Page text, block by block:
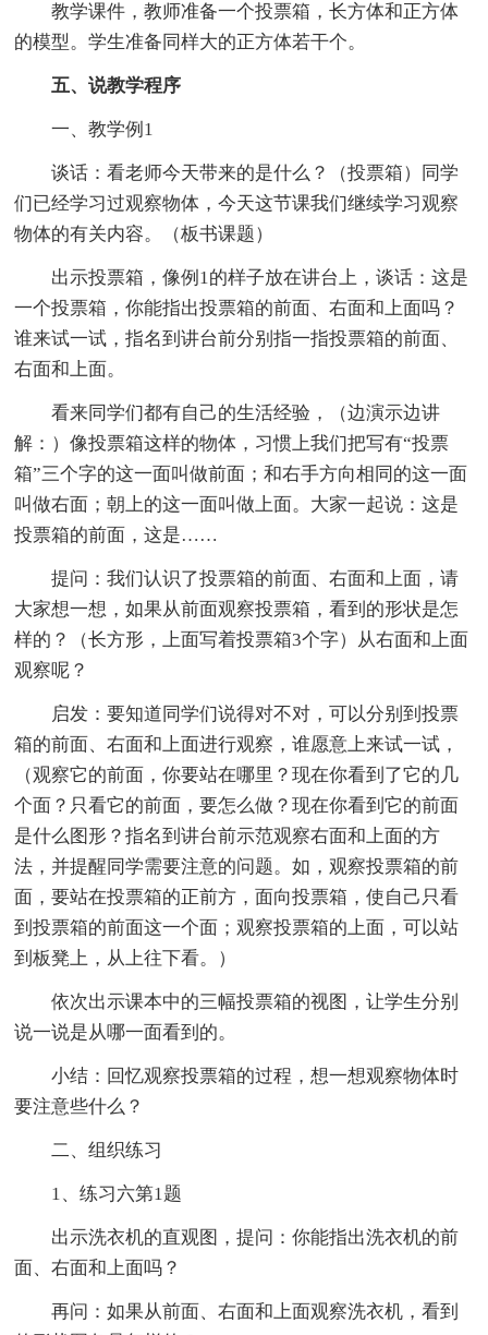
教学课件，教师准备一个投票箱，长方体和正方体
的模型。学生准备同样大的正方体若干个。
五、说教学程序
一、教学例1
谈话：看老师今天带来的是什么？（投票箱）同学
们已经学习过观察物体，今天这节课我们继续学习观察
物体的有关内容。（板书课题）
出示投票箱，像例1的样子放在讲台上，谈话：这是
一个投票箱，你能指出投票箱的前面、右面和上面吗？
谁来试一试，指名到讲台前分别指一指投票箱的前面、
右面和上面。
看来同学们都有自己的生活经验，（边演示边讲
解：）像投票箱这样的物体，习惯上我们把写有“投票
箱”三个字的这一面叫做前面；和右手方向相同的这一面
叫做右面；朝上的这一面叫做上面。大家一起说：这是
投票箱的前面，这是……
提问：我们认识了投票箱的前面、右面和上面，请
大家想一想，如果从前面观察投票箱，看到的形状是怎
样的？（长方形，上面写着投票箱3个字）从右面和上面
观察呢？
启发：要知道同学们说得对不对，可以分别到投票
箱的前面、右面和上面进行观察，谁愿意上来试一试，
（观察它的前面，你要站在哪里？现在你看到了它的几
个面？只看它的前面，要怎么做？现在你看到它的前面
是什么图形？指名到讲台前示范观察右面和上面的方
法，并提醒同学需要注意的问题。如，观察投票箱的前
面，要站在投票箱的正前方，面向投票箱，使自己只看
到投票箱的前面这一个面；观察投票箱的上面，可以站
到板凳上，从上往下看。）
依次出示课本中的三幅投票箱的视图，让学生分别
说一说是从哪一面看到的。
小结：回忆观察投票箱的过程，想一想观察物体时
要注意些什么？
二、组织练习
1、练习六第1题
出示洗衣机的直观图，提问：你能指出洗衣机的前
面、右面和上面吗？
再问：如果从前面、右面和上面观察洗衣机，看到